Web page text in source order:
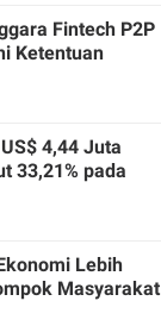
Fintech P2P
Ketentuan
4,44 Juta
33,21% pada
Lebih
Masyarakat